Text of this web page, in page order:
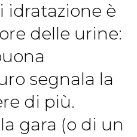
idratazione è
delle urine:
segnala la
di più.
gara (o di un